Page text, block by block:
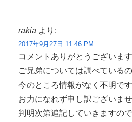
rakia より:
2017年9月27日 11:46 PM
コメントありがとうございます
ご兄弟については調べているの
今のところ情報がなく不明です
お力になれず申し訳ございませ
判明次第追記していきますので